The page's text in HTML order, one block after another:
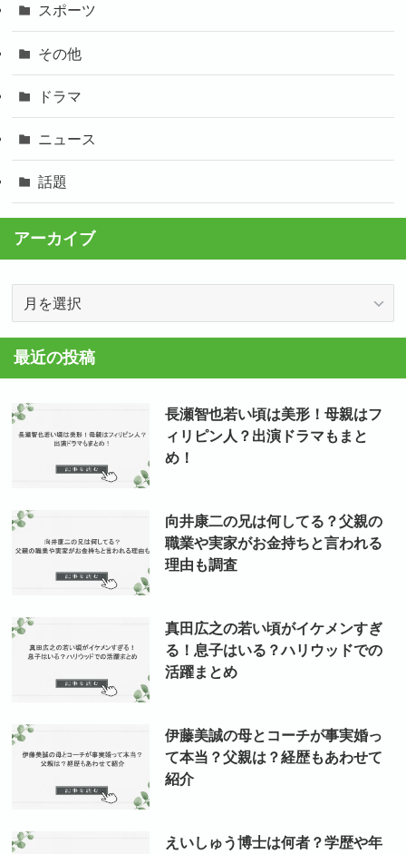
スポーツ
その他
ドラマ
ニュース
話題
アーカイブ
カ
イ
最近の投稿
長瀬智也若い頃は美形！母親はフ
ィリピン人？出演ドラマもまと
め！
向井康二の兄は何してる？父親の
職業や実家がお金持ちと言われる
理由も調査
真田広之の若い頃がイケメンすぎ
る！息子はいる？ハリウッドでの
活躍まとめ
伊藤美誠の母とコーチが事実婚っ
て本当？父親は？経歴もあわせて
紹介
えいしゅう博士は何者？学歴や年